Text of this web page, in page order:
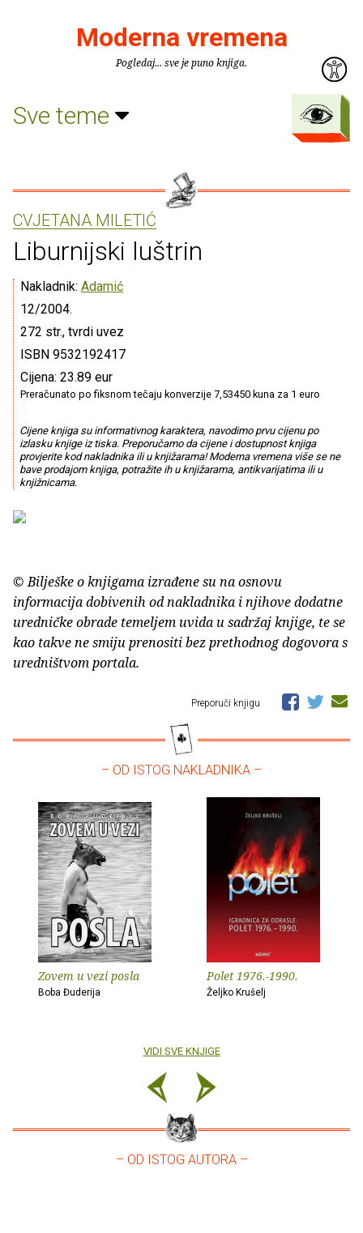
Moderna vremena
Pogledaj... sve je puno knjiga.
Sve teme
CVJETANA MILETIĆ
Liburnijski luštrin
Nakladnik: Adamić
12/2004.
272 str., tvrdi uvez
ISBN 9532192417
Cijena: 23.89 eur
Preračunato po fiksnom tečaju konverzije 7,53450 kuna za 1 euro
Cijene knjiga su informativnog karaktera, navodimo prvu cijenu po
izlasku knjige iz tiska. Preporučamo da cijene i dostupnost knjiga
provjerite kod nakladnika ili u knjižarama! Moderna vremena više se ne
bave prodajom knjiga, potražite ih u knjižarama, antikvarijatima ili u
knjižnicama.
© Bilješke o knjigama izrađene su na osnovu
informacija dobivenih od nakladnika i njihove dodatne
uredničke obrade temeljem uvida u sadržaj knjige, te se
kao takve ne smiju prenositi bez prethodnog dogovora s
uredništvom portala.
Preporuči knjigu
– OD ISTOG NAKLADNIKA –
Zovem u vezi posla
Boba Đuderija
Polet 1976.-1990.
Željko Krušelj
VIDI SVE KNJIGE
– OD ISTOG AUTORA –